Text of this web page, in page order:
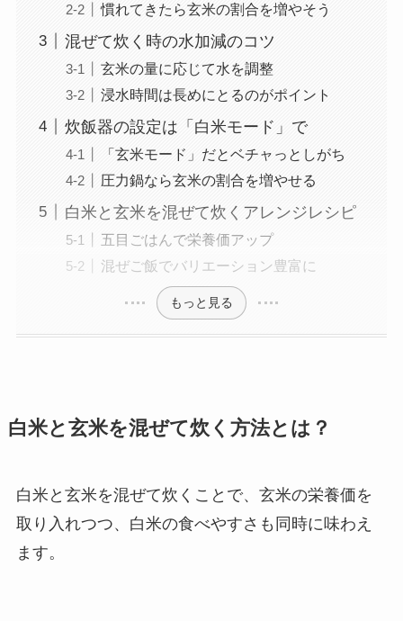
慣れてきたら玄米の割合を増やそう
混ぜて炊く時の水加減のコツ
玄米の量に応じて水を調整
浸水時間は長めにとるのがポイント
炊飯器の設定は「白米モード」で
「玄米モード」だとベチャっとしがち
圧力鍋なら玄米の割合を増やせる
白米と玄米を混ぜて炊くアレンジレシピ
五目ごはんで栄養価アップ
混ぜご飯でバリエーション豊富に
もっと見る
白米と玄米を混ぜて炊く方法とは？
白米と玄米を混ぜて炊くことで、玄米の栄養価を
取り入れつつ、白米の食べやすさも同時に味わえ
ます。